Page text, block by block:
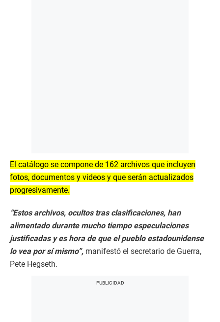
El catálogo se compone de 162 archivos que incluyen
fotos, documentos y videos y que serán actualizados
progresivamente.
“Estos archivos, ocultos tras clasificaciones, han
alimentado durante mucho tiempo especulaciones
justificadas y es hora de que el pueblo estadounidense
lo vea por sí mismo”, manifestó el secretario de Guerra,
Pete Hegseth.